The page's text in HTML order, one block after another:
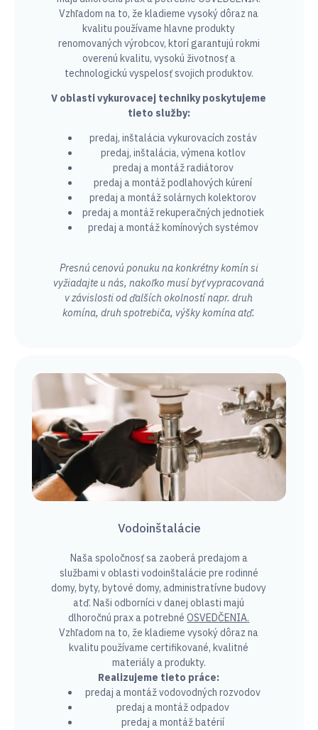
Vzhľadom na to, že kladieme vysoký dôraz na
kvalitu používame hlavne produkty
renomovaných výrobcov, ktorí garantujú rokmi
overenú kvalitu, vysokú životnosť a
technologickú vyspelosť svojich produktov.
V oblasti vykurovacej techniky poskytujeme
tieto služby:
predaj, inštalácia vykurovacích zostáv
predaj, inštalácia, výmena kotlov
predaj a montáž radiátorov
predaj a montáž podlahových kúrení
predaj a montáž solárnych kolektorov
predaj a montáž rekuperačných jednotiek
predaj a montáž komínových systémov
Presnú cenovú ponuku na konkrétny komín si
vyžiadajte u nás, nakoľko musí byť vypracovaná
v závislosti od ďalších okolností napr. druh
komína, druh spotrebiča, výšky komína atď.
Vodoinštalácie
Naša spoločnosť sa zaoberá predajom a
službami v oblasti vodoinštalácie pre rodinné
domy, byty, bytové domy, administratívne budovy
atď. Naši odborníci v danej oblasti majú
dlhoročnú prax a potrebnéOSVEDČENIA.
Vzhľadom na to, že kladieme vysoký dôraz na
kvalitu používame certifikované, kvalitné
materiály a produkty.
Realizujeme tieto práce:
predaj a montáž vodovodných rozvodov
predaj a montáž odpadov
predaj a montáž batérií